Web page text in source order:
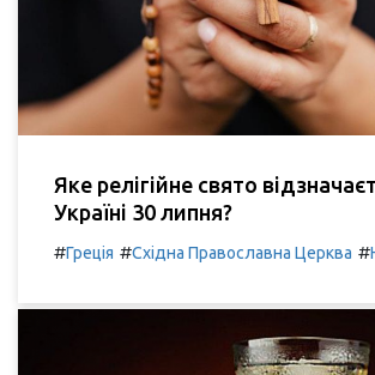
Яке релігійне свято
Україні 30 липня?
#Греція #Східна Православна Церква #